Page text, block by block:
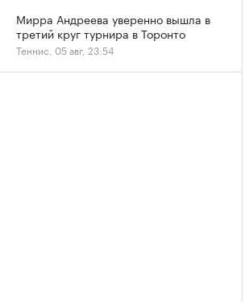
Мирра Андреева уверенно вышла в
третий круг турнира в Торонто
Теннис, 05 авг, 23:54